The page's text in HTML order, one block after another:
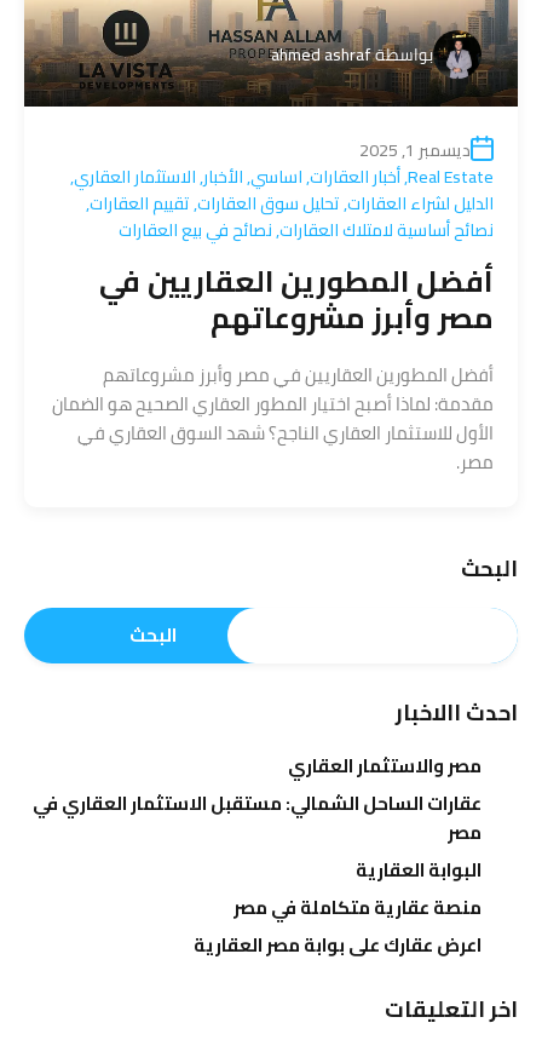
بواسطةahmed ashraf
ديسمبر 1, 2025
Real Estate
,أخبار العقارات,اساسي,الأخبار,الاستثمار العقاري,
الدليل لشراء العقارات,تحليل سوق العقارات,تقييم العقارات,
نصائح أساسية لامتلاك العقارات,نصائح في بيع العقارات
أفضل المطورين العقاريين في
مصر وأبرز مشروعاتهم
أفضل المطورين العقاريين في مصر وأبرز مشروعاتهم
مقدمة: لماذا أصبح اختيار المطور العقاري الصحيح هو الضمان
الأول للاستثمار العقاري الناجح؟ شهد السوق العقاري في
مصر.
البحث
البحث
احدث االاخبار
مصر والاستثمار العقاري
عقارات الساحل الشمالي: مستقبل الاستثمار العقاري في
مصر
البوابة العقارية
منصة عقارية متكاملة في مصر
اعرض عقارك على بوابة مصر العقارية
اخر التعليقات